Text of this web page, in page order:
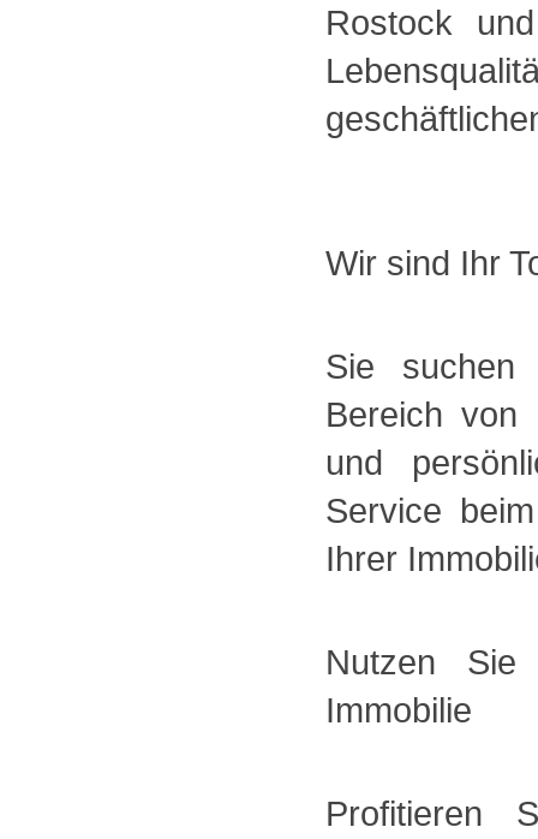
Rostock
Wir sind Ihr
Sie suchen
Bereich von
und
Service
Ihrer
Nutzen
Immobilie
Profitieren